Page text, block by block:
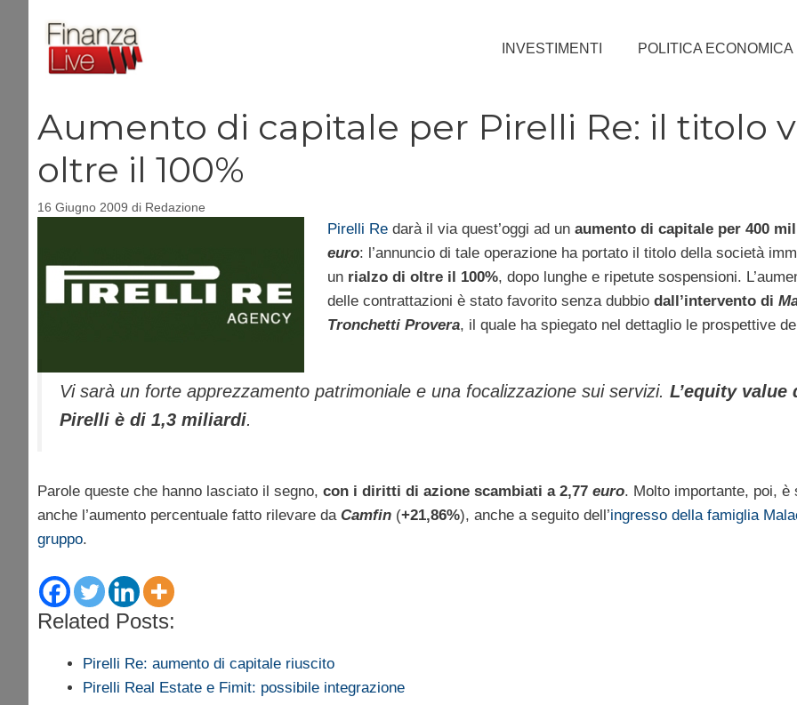
contenuto
INVESTIMENTI POLITICA ECONOMICA
Aumento di capitale per Pirelli Re: il titolo
oltre il 100%
16 Giugno 2009 di Redazione
Pirelli Redarà il via quest’oggi ad un aumento di capitale per 400
euro: l’annuncio di tale operazione ha portato il titolo della società
un rialzo di oltre il 100%, dopo lunghe e ripetute sospensioni.
delle contrattazioni è stato favorito senza dubbio dall’intervento di
Tronchetti Provera, il quale ha spiegato nel dettaglio le prospettive
Vi sarà un forte apprezzamento patrimoniale e una focalizzazione sui servizi. L’equity value
Pirelli è di 1,3 miliardi.
Parole queste che hanno lasciato il segno, con i diritti di azione scambiati a 2,77 euro. Molto importante, poi, è
anche l’aumento percentuale fatto rilevare da Camfin (+21,86%), anche a seguito dell’ingresso della famiglia
gruppo.
Related Posts:
Pirelli Re: aumento di capitale riuscito
Pirelli Real Estate e Fimit: possibile integrazione